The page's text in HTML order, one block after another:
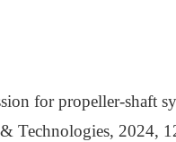
for propeller-shaft
Technologies, 2024,